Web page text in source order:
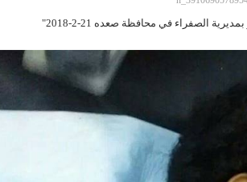
الصفراء في محافظة صعده 21-2-2018"